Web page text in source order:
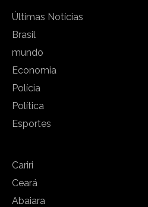
Últimas Notícias
Brasil
mundo
Economia
Polícia
Política
Esportes
Cariri
Ceará
Abaiara